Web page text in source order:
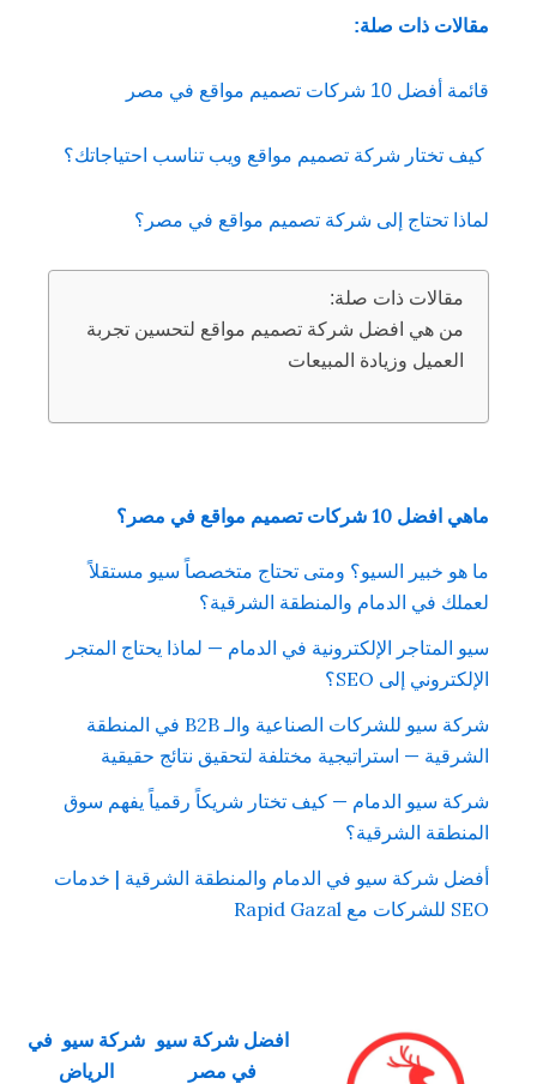
مقالات ذات صلة:
قائمة أفضل 10 شركات تصميم مواقع في مصر
كيف تختار شركة تصميم مواقع ويب تناسب احتياجاتك؟
لماذا تحتاج إلى شركة تصميم مواقع في مصر؟
مقالات ذات صلة:
من هي افضل شركة تصميم مواقع لتحسين تجربة
العميل وزيادة المبيعات
ماهي افضل 10 شركات تصميم مواقع في مصر؟
ما هو خبير السيو؟ ومتى تحتاج متخصصاً سيو مستقلاً
لعملك في الدمام والمنطقة الشرقية؟
سيو المتاجر الإلكترونية في الدمام — لماذا يحتاج المتجر
الإلكتروني إلى SEO؟
شركة سيو للشركات الصناعية والـ B2B في المنطقة
الشرقية — استراتيجية مختلفة لتحقيق نتائج حقيقية
شركة سيو الدمام — كيف تختار شريكاً رقمياً يفهم سوق
المنطقة الشرقية؟
أفضل شركة سيو في الدمام والمنطقة الشرقية | خدمات
SEO للشركات مع Rapid Gazal
افضل شركة سيو
في مصر
شركة سيو في
الرياض